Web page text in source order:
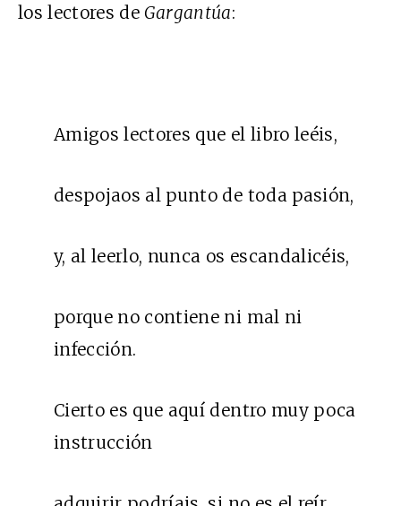
los lectores de Gargantúa:
Amigos lectores que el libro leéis,
despojaos al punto de toda pasión,
y, al leerlo, nunca os escandalicéis,
porque no contiene ni mal ni
infección.
Cierto es que aquí dentro muy poca
instrucción